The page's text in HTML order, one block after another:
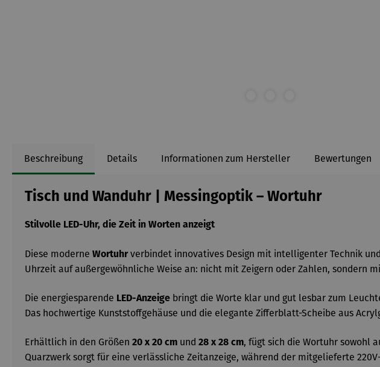
Beschreibung Details Informationen zum Hersteller Bewertungen
Tisch und Wanduhr | Messingoptik – Wortuhr
Stilvolle LED-Uhr, die Zeit in Worten anzeigt
Diese moderne Wortuhrverbindet innovatives Design mit intelligenter Technik
Uhrzeit auf außergewöhnliche Weise an: nicht mit Zeigern oder Zahlen, sondern
Die energiesparende LED-Anzeige bringt die Worte klar und gut lesbar zum
Das hochwertige Kunststoffgehäuse und die elegante Zifferblatt-Scheibe aus
Erhältlich in den Größen 20 x 20 cm und 28 x 28 cm, fügt sich die Wortuhr sowohl
Quarzwerk sorgt für eine verlässliche Zeitanzeige, während der mitgelieferte